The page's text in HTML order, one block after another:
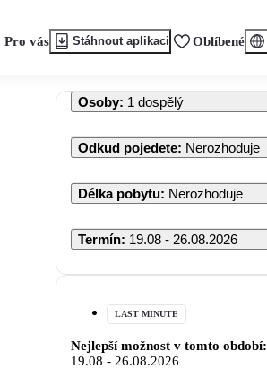
Pro vás Stáhnout aplikaci Oblíbené
Osoby: 1 dospělý
Odkud pojedete: Nerozhoduje
Délka pobytu: Nerozhoduje
Termín: 19.08 - 26.08.2026
LAST MINUTE
Nejlepší možnost v tomto období:
19.08 - 26.08.2026